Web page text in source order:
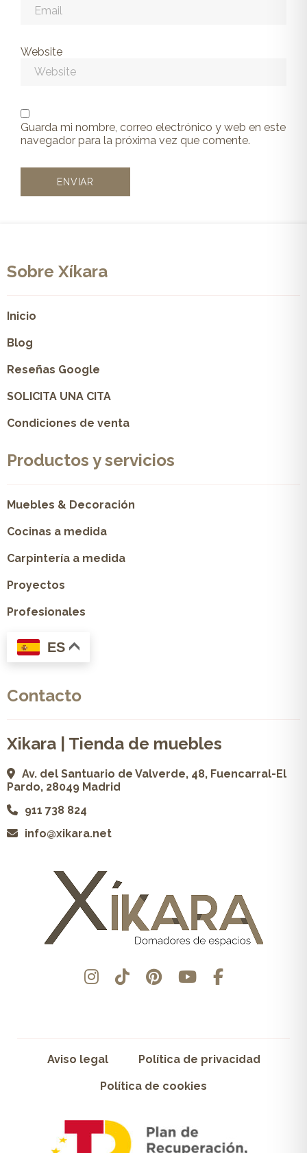
Website
Guarda mi nombre, correo electrónico y web en este
navegador para la próxima vez que comente.
Sobre Xíkara
Inicio
Blog
Reseñas Google
SOLICITA UNA CITA
Condiciones de venta
Productos y servicios
Muebles & Decoración
Cocinas a medida
Carpintería a medida
Proyectos
Profesionales
ES
Contacto
Xikara | Tienda de muebles
Av. del Santuario de Valverde, 48, Fuencarral-El
Pardo, 28049 Madrid
911 738 824
info@xikara.net
Aviso legal Política de privacidad
Política de cookies